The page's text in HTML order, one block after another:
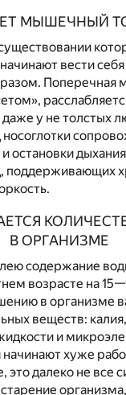
МЫШЕЧНЫЙ
вести
Поперечная
у не толстых
остановки
В ОРГАНИЗМЕ
содержание
возрасте на
в организме
веществ:
и
хуже
это далеко не все